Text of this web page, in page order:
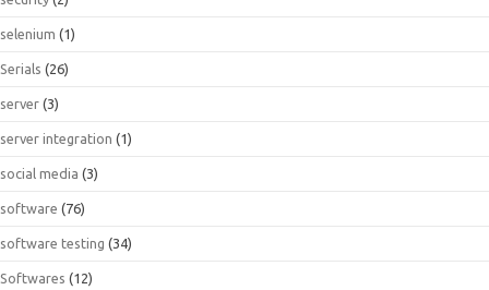
selenium (1)
Serials (26)
server (3)
server integration (1)
social media (3)
software (76)
software testing (34)
Softwares (12)